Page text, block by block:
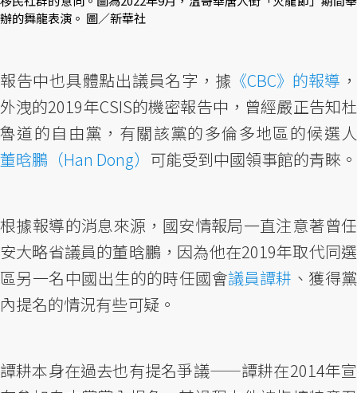
辦的舞龍表演。 圖／新華社
報告中也具體點出議員名字，據 《CBC》的報導 ，
外洩的2019年CSIS的機密報告中，曾經嚴正告知杜
魯道的自由黨，有關該黨的多倫多地區的候選人
董晗鵬（Han Dong） 可能受到中國領事館的青睞。
根據報導的消息來源，國安情報局一直注意著曾任
安大略省議員的董晗鵬，因為他在2019年取代同選
區另一名中國出生的的時任國會議員譚耕 、獲得黨
內提名的情況有些可疑。
譚耕本身在過去也有提名爭議——譚耕在2014年宣